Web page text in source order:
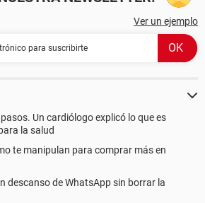
Ver un ejemplo
Un cardiólogo explicó lo que es
la salud
te manipulan para comprar más en
descanso de WhatsApp sin borrar la